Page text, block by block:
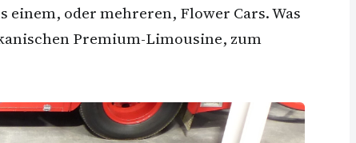
oder mehreren, Flower Cars. Was
Premium-Limousine, zum